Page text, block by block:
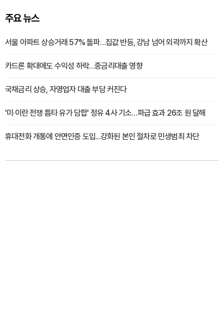
주요 뉴스
서울 아파트 상승거래 57% 돌파…집값 반등, 강남 넘어 외곽까지 확산
카드론 확대에도 수익성 하락…중금리대출 영향
국채금리 상승, 자영업자 대출 부담 커진다
'미·이란 전쟁 틈타 유가 담합' 정유 4사 기소…파급 효과 26조 원 달해
휴대전화 개통에 안면인증 도입...강화된 본인 절차로 민생범죄 차단